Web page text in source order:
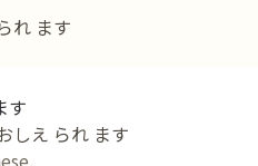
れ ます
す
しえ られ ます